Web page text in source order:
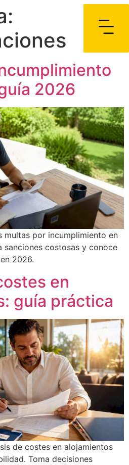
2026
multas por incumplimiento en
sanciones costosas y conoce
2026.
en
guía práctica
de costes en alojamientos
Toma decisiones